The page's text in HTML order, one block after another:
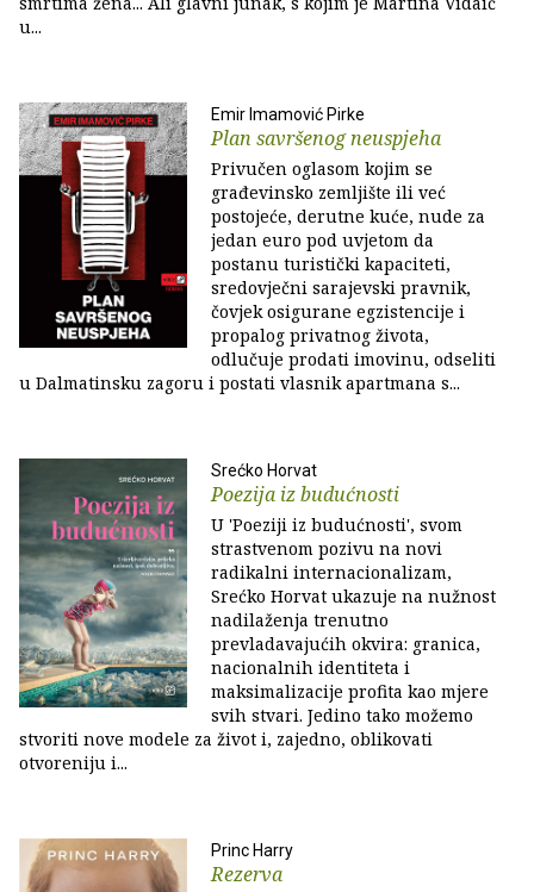
u...
Emir Imamović Pirke
Plan savršenog neuspjeha
Privučen oglasom kojim se
građevinsko zemljište ili već
postojeće, derutne kuće, nude za
jedan euro pod uvjetom da
postanu turistički kapaciteti,
sredovječni sarajevski pravnik,
čovjek osigurane egzistencije i
propalog privatnog života,
odlučuje prodati imovinu, odseliti
u Dalmatinsku zagoru i postati vlasnik apartmana s...
Srećko Horvat
Poezija iz budućnosti
U 'Poeziji iz budućnosti', svom
strastvenom pozivu na novi
radikalni internacionalizam,
Srećko Horvat ukazuje na nužnost
nadilaženja trenutno
prevladavajućih okvira: granica,
nacionalnih identiteta i
maksimalizacije profita kao mjere
svih stvari. Jedino tako možemo
stvoriti nove modele za život i, zajedno, oblikovati
otvoreniju i...
Princ Harry
Rezerva